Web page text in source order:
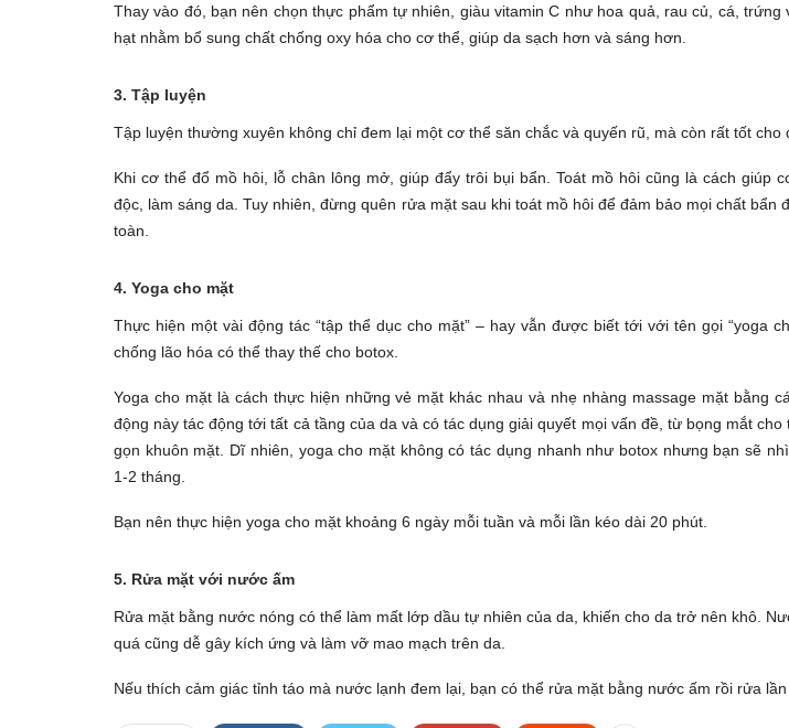
Thay vào đó, bạn nên chọn thực phẩm tự nhiên, giàu vitamin C như hoa quả, rau củ, cá, trứng
hạt nhằm bổ sung chất chống oxy hóa cho cơ thể, giúp da sạch hơn và sáng hơn.
3. Tập luyện
Tập luyện thường xuyên không chỉ đem lại một cơ thể săn chắc và quyến rũ, mà còn rất tốt cho
Khi cơ thể đổ mồ hôi, lỗ chân lông mở, giúp đẩy trôi bụi bẩn. Toát mồ hôi cũng là cách giúp
độc, làm sáng da. Tuy nhiên, đừng quên rửa mặt sau khi toát mồ hôi để đảm bảo mọi chất bẩn
toàn.
4. Yoga cho mặt
Thực hiện một vài động tác “tập thể dục cho mặt” – hay vẫn được biết tới với tên gọi “yoga
chống lão hóa có thể thay thế cho botox.
Yoga cho mặt là cách thực hiện những vẻ mặt khác nhau và nhẹ nhàng massage mặt bằng
động này tác động tới tất cả tầng của da và có tác dụng giải quyết mọi vấn đề, từ bọng mắt cho
gọn khuôn mặt. Dĩ nhiên, yoga cho mặt không có tác dụng nhanh như botox nhưng bạn sẽ
1-2 tháng.
Bạn nên thực hiện yoga cho mặt khoảng 6 ngày mỗi tuần và mỗi lần kéo dài 20 phút.
5. Rửa mặt với nước ấm
Rửa mặt bằng nước nóng có thể làm mất lớp dầu tự nhiên của da, khiến cho da trở nên khô.
quá cũng dễ gây kích ứng và làm vỡ mao mạch trên da.
Nếu thích cảm giác tỉnh táo mà nước lạnh đem lại, bạn có thể rửa mặt bằng nước ấm rồi rửa lần